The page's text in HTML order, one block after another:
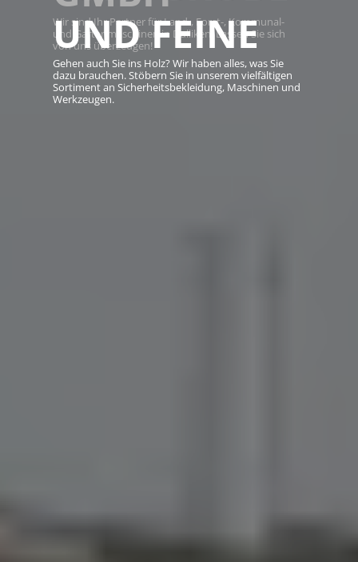
Wir sind Ihr Partner für Land-, Forst-, Kommunal-
und Gartenmaschinen in Dulliken. Lassen Sie sich
von uns überzeugen!
UND FEINE
Gehen auch Sie ins Holz? Wir haben alles, was Sie
dazu brauchen. Stöbern Sie in unserem vielfältigen
Sortiment an Sicherheitsbekleidung, Maschinen und
Werkzeugen.